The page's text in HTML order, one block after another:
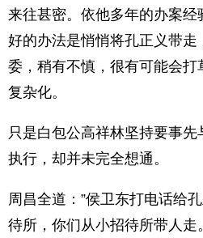
来往甚密。依他多年的办案经
好的办法是悄悄将孔正义带
委，稍有不慎，很有可能会
复杂化。
只是白包公高祥林坚持要事
执行，却并未完全想通。
周昌全道：”侯卫东打电话给
待所，你们从小招待所带人走。